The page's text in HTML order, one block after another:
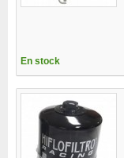
En stock